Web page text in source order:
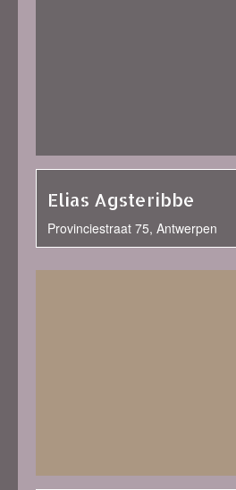
Elias Agsteribbe
Provinciestraat 75, Antwerpen